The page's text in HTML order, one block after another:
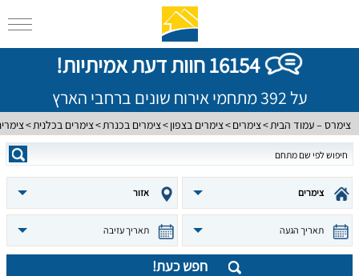
16154 חוות דעת אמיתיות!
על 392 מתחמי אירוח שונים ברחבי הארץ
צימרס – עמוד הבית צימרים צימרים בצפון צימרים בכנרת צימרים בכלנית
צימרים אזור
תאריך הגעה תאריך עזיבה
חפש כעת!